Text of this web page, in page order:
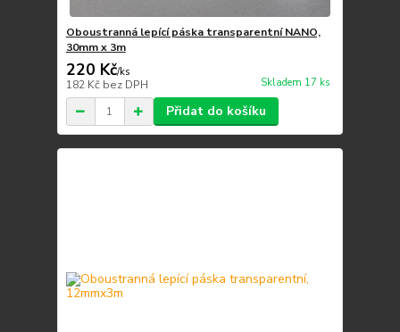
Oboustranná lepící páska transparentní NANO,
30mm x 3m
220 Kč/ks
182 Kč bez DPH Skladem 17 ks
Přidat do košíku